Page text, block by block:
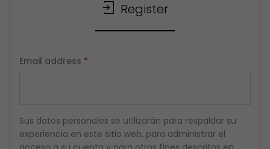
Register
Email address *
Sus datos personales se utilizarán para respaldar su
experiencia en este sitio web, para administrar el